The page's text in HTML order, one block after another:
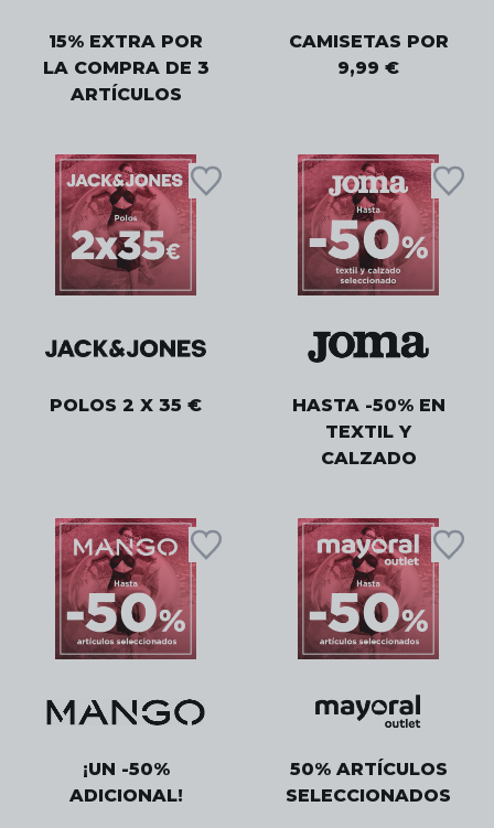
15% EXTRA POR
LA COMPRA DE 3
ARTÍCULOS
CAMISETAS POR
9,99 €
POLOS 2 X 35 €
HASTA -50% EN
TEXTIL Y
CALZADO
¡UN -50%
ADICIONAL!
50% ARTÍCULOS
SELECCIONADOS